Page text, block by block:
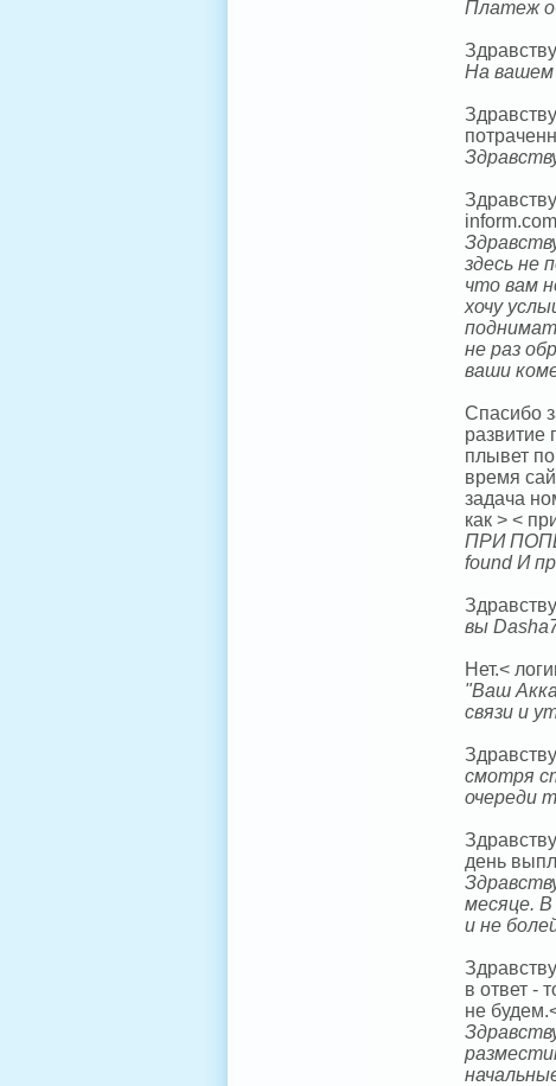
Платеж
На вашем
здесь не
что вам
хочу
не раз
ваши
Спасибо
развитие
плывет
время
задача
как > <
ПРИ
found И
вы
Нет.<
"Ваш
связи и
смотря
очереди
день
месяце. В
и не
в ответ -
не